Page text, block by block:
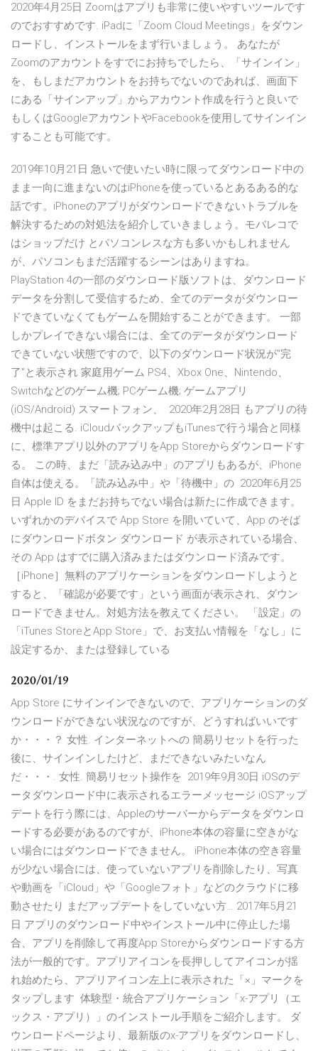
2020年4月25日 Zoomはアプリも非常に使いやすいツールです
のでおすすめです. iPadに「Zoom Cloud Meetings」をダウン
ロードし、インストールをまず行いましょう。 あなたが
Zoomのアカウントをすでにお持ちでしたら、「サインイン」
を、もしまだアカウントをお持ちでないのであれば、画面下
にある「サインアップ」からアカウント作成を行うと良いで
もしくはGoogleアカウントやFacebookを使用してサインイン
することも可能です。
2019年10月21日 急いで使いたい時に限ってダウンロード中の
まま一向に進まないのはiPhoneを使っているとあるある的な
話です。iPhoneのアプリがダウンロードできないトラブルを
解決するための対処法を紹介していきましょう。モバレコで
はショップだけ とパソコンレスな方も多いかもしれません
が、パソコンもまだ活躍するシーンはありますね。
PlayStation 4の一部のダウンロード版ソフトは、ダウンロード
データを分割して受信するため、全てのデータがダウンロー
ドできていなくてもゲームを開始することができます。 一部
しかプレイできない場合には、全てのデータがダウンロード
できていない状態ですので、以下のダウンロード状況が"完
了"と表示され 家庭用ゲーム PS4、Xbox One、Nintendo、
Switchなどのゲーム機; PCゲーム機; ゲームアプリ
(iOS/Android) スマートフォン、 2020年2月28日 もアプリの待
機中は起こる. iCloudバックアップもiTunesで行う場合と同様
に、標準アプリ以外のアプリをApp Storeからダウンロードす
る。 この時、まだ「読み込み中」のアプリもあるが、iPhone
自体は使える。「読み込み中」や「待機中」の 2020年6月25
日 Apple ID をまだお持ちでない場合は新たに作成できます。
いずれかのデバイスで App Store を開いていて、App のそば
にダウンロードボタン ダウンロード が表示されている場合、
その App はすでに購入済みまたはダウンロード済みです。
［iPhone］無料のアプリケーションをダウンロードしようと
すると、「確認が必要です」という画面が表示され、ダウン
ロードできません。対処方法を教えてください。 「設定」の
「iTunes StoreとApp Store」で、お支払い情報を「なし」に
設定するか、または登録している
2020/01/19
App Store にサインインできないので、アプリケーションのダ
ウンロードができない状況なのですが、どうすればいいです
か・・・？ 女性. インターネットへの 簡易リセットを行った
後に、サインインしたけど、まだできないみたいなん
だ・・・. 女性. 簡易リセット操作を 2019年9月30日 iOSのデ
ータダウンロード中に表示されるエラーメッセージ iOSアップ
デートを行う際には、Appleのサーバーからデータをダウンロ
ードする必要があるのですが、iPhone本体の容量に空きがな
い場合にはダウンロードできません。 iPhone本体の空き容量
が少ない場合には、使っていないアプリを削除したり、写真
や動画を「iCloud」や「Googleフォト」などのクラウドに移
動させたり まだアップデートをしていない方… 2017年5月21
日 アプリのダウンロード中やインストール中に停止した場
合、アプリを削除して再度App Storeからダウンロードする方
法が一般的です。アプリアイコンを長押ししてアイコンが揺
れ始めたら、アプリアイコン左上に表示された「×」マークを
タップします 体験型・統合アプリケーション「x-アプリ（エ
ックス・アプリ）」のインストール手順をご紹介します。 ダ
ウンロードページより、最新版のx-アプリをダウンロードし、